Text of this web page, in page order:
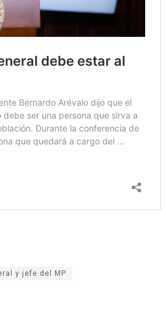
y jefe del MP